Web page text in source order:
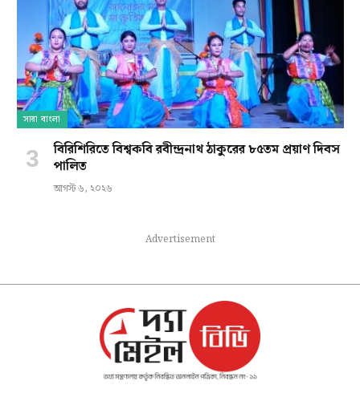
সারা বাংলা
বিরিশিরিতে বিশ্বকবি রবীন্দ্রনাথ ঠাকুরের ৮৫তম প্রয়াণ দিবস
পালিত
আগস্ট ৬, ২০২৬
Advertisement